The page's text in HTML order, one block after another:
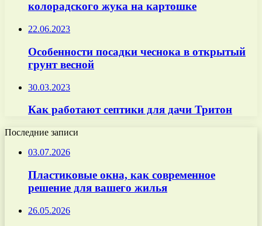
колорадского жука на картошке
22.06.2023
Особенности посадки чеснока в открытый
грунт весной
30.03.2023
Как работают септики для дачи Тритон
Последние записи
03.07.2026
Пластиковые окна, как современное
решение для вашего жилья
26.05.2026